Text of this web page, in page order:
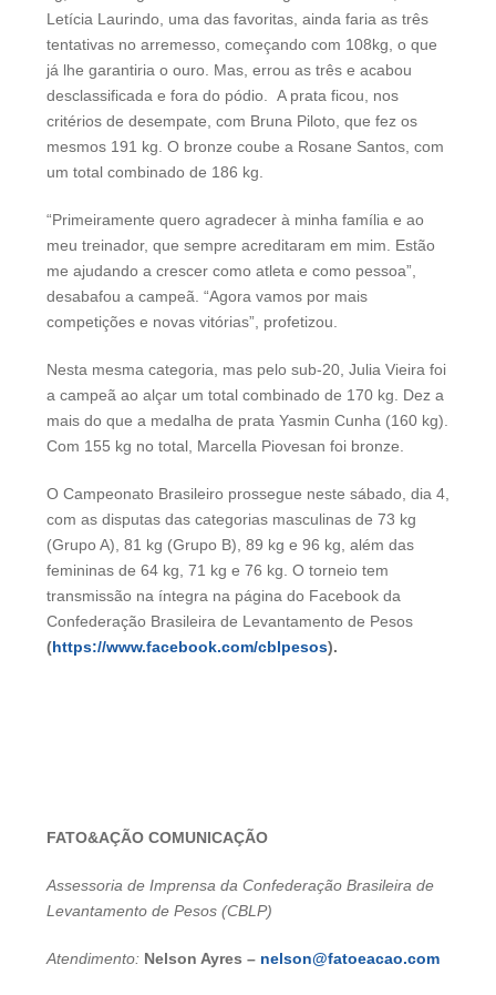
Letícia Laurindo, uma das favoritas, ainda faria as três
tentativas no arremesso, começando com 108kg, o que
já lhe garantiria o ouro. Mas, errou as três e acabou
desclassificada e fora do pódio. A prata ficou, nos
critérios de desempate, com Bruna Piloto, que fez os
mesmos 191 kg. O bronze coube a Rosane Santos, com
um total combinado de 186 kg.
“Primeiramente quero agradecer à minha família e ao
meu treinador, que sempre acreditaram em mim. Estão
me ajudando a crescer como atleta e como pessoa”,
desabafou a campeã. “Agora vamos por mais
competições e novas vitórias”, profetizou.
Nesta mesma categoria, mas pelo sub-20, Julia Vieira foi
a campeã ao alçar um total combinado de 170 kg. Dez a
mais do que a medalha de prata Yasmin Cunha (160 kg).
Com 155 kg no total, Marcella Piovesan foi bronze.
O Campeonato Brasileiro prossegue neste sábado, dia 4,
com as disputas das categorias masculinas de 73 kg
(Grupo A), 81 kg (Grupo B), 89 kg e 96 kg, além das
femininas de 64 kg, 71 kg e 76 kg. O torneio tem
transmissão na íntegra na página do Facebook da
Confederação Brasileira de Levantamento de Pesos
(https://www.facebook.com/cblpesos).
FATO&AÇÃO COMUNICAÇÃO
Assessoria de Imprensa da Confederação Brasileira de
Levantamento de Pesos (CBLP)
Atendimento: Nelson Ayres – nelson@fatoeacao.com